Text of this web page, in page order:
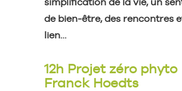
de bien-être, des rencontres
lien…
12h Projet zéro phyto
Franck Hoedts